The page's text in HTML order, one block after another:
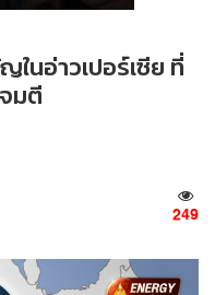
นอ่าวเปอร์เซีย ที่
มตี
249